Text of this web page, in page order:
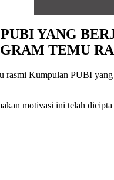
YANG
TEMU
rasmi Kumpulan PUBI
motivasi ini telah